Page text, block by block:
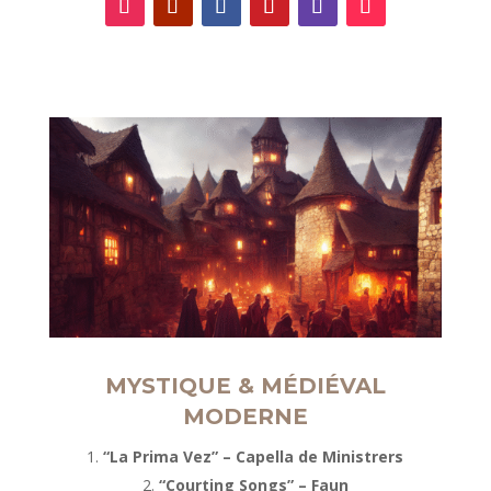
MYSTIQUE & MÉDIÉVAL
MODERNE
“La Prima Vez” – Capella de Ministrers
“Courting Songs” – Faun